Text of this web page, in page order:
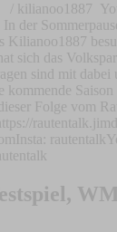
/ kilianoo1887
der
Kilianoo1887
sich das
sind mit dabei
kommende
Folge vom
: